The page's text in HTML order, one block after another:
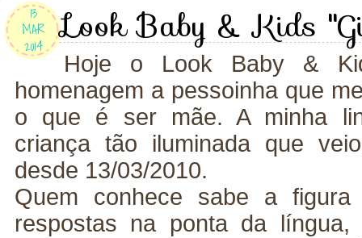
13
MAR
2014
Look Baby & Kids
Hoje o Look Baby &
homenagem a pessoinha que
o que é ser mãe. A minha
criança tão iluminada que
desde 13/03/2010.
Quem conhece sabe a
respostas na ponta da